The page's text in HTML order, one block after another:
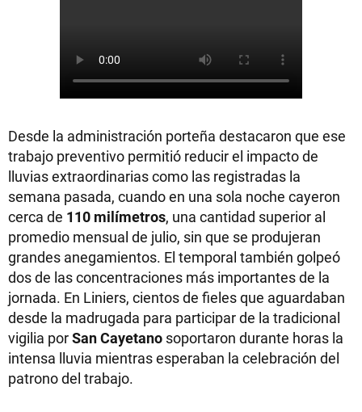
Desde la administración porteña destacaron que ese
trabajo preventivo permitió reducir el impacto de
lluvias extraordinarias como las registradas la
semana pasada, cuando en una sola noche cayeron
cerca de 110 milímetros, una cantidad superior al
promedio mensual de julio, sin que se produjeran
grandes anegamientos. El temporal también golpeó
dos de las concentraciones más importantes de la
jornada. En Liniers, cientos de fieles que aguardaban
desde la madrugada para participar de la tradicional
vigilia porSan Cayetano soportaron durante horas la
intensa lluvia mientras esperaban la celebración del
patrono del trabajo.